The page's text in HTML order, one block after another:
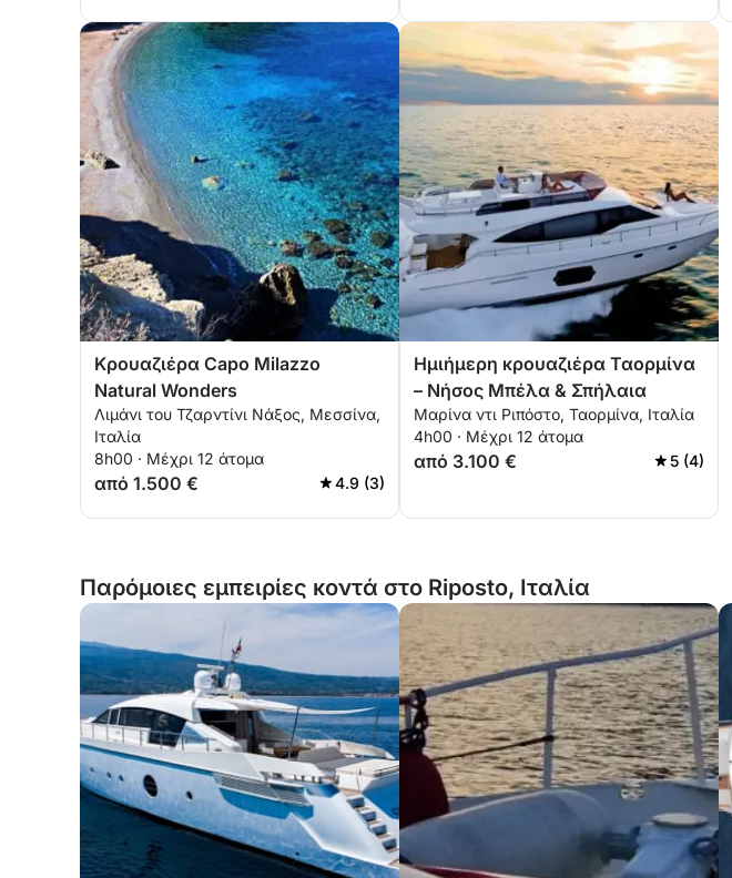
Κρουαζιέρα Capo Milazzo
Natural Wonders
Λιμάνι του Τζαρντίνι Νάξος, Μεσσίνα,
Ιταλία
8h00 · Μέχρι 12 άτομα
από 1.500 € 4.9 (3)
Ημιήμερη κρουαζιέρα Ταορμίνα
– Νήσος Μπέλα & Σπήλαια
Μαρίνα ντι Ριπόστο, Ταορμίνα, Ιταλία
4h00 · Μέχρι 12 άτομα
από 3.100 € 5 (4)
Παρόμοιες εμπειρίες κοντά στο Riposto, Ιταλία